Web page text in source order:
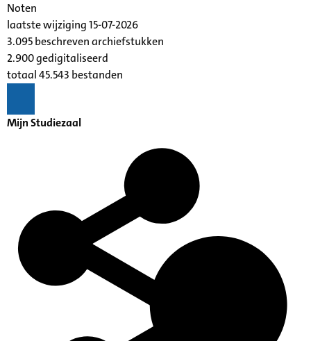
Noten
laatste wijziging 15-07-2026
3.095 beschreven archiefstukken
2.900 gedigitaliseerd
totaal 45.543 bestanden
Mijn Studiezaal